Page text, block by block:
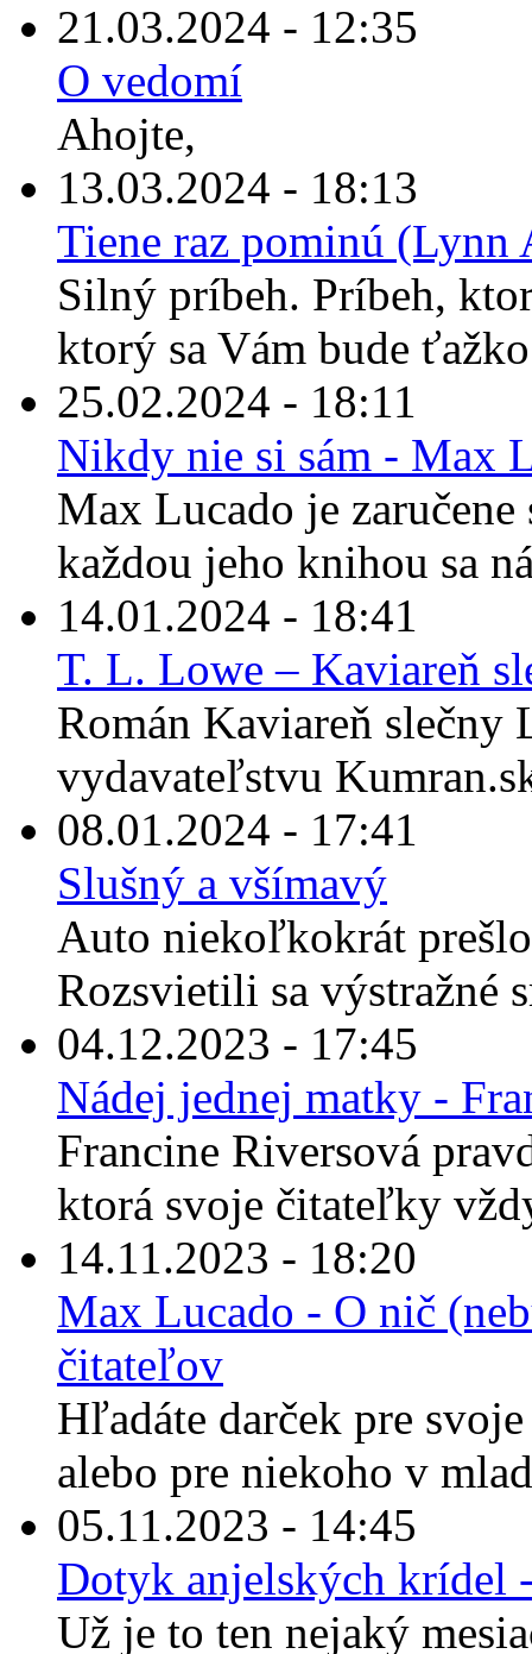
21.03.2024 - 12:35
O vedomí
Ahojte,
13.03.2024 - 18:13
Tiene raz pominú (Lynn
Silný príbeh. Príbeh,
ktorý sa Vám bude
25.02.2024 - 18:11
Nikdy nie si sám - Max
Max Lucado je
každou jeho knihou sa
14.01.2024 - 18:41
T. L. Lowe – Kaviareň
Román Kaviareň slečny
vydavateľstvu
08.01.2024 - 17:41
Slušný a všímavý
Auto niekoľkokrát
Rozsvietili sa výstražné
04.12.2023 - 17:45
Nádej jednej matky -
Francine Riversová
ktorá svoje čitateľky
14.11.2023 - 18:20
Max Lucado - O nič
čitateľov
Hľadáte darček pre
alebo pre niekoho v
05.11.2023 - 14:45
Dotyk anjelských krídel
Už je to ten nejaký